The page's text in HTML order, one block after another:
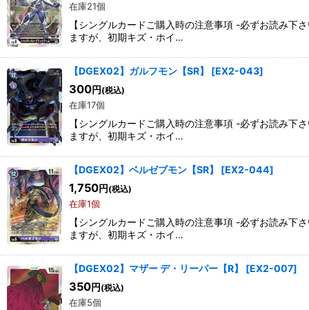
在庫21個
【シングルカードご購入時の注意事項 -必ずお読み
ますが、初期キズ・ホイ…
【DGEX02】ガルフモン【SR】 [EX2-043]
300円 (税込)
在庫17個
【シングルカードご購入時の注意事項 -必ずお読み
ますが、初期キズ・ホイ…
【DGEX02】ベルゼブモン【SR】 [EX2-044]
1,750円 (税込)
在庫1個
【シングルカードご購入時の注意事項 -必ずお読み
ますが、初期キズ・ホイ…
【DGEX02】マザー デ・リーパー【R】 [EX2-007]
350円 (税込)
在庫5個